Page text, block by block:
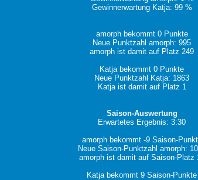
Gewinnerwartung Katja: 99 %
amorph bekommt 0 Punkte
Neue Punktzahl amorph: 995
amorph ist damit auf Platz 249
Katja bekommt 0 Punkte
Neue Punktzahl Katja: 1863
Katja ist damit auf Platz 1
Saison-Auswertung
Erwartetes Ergebnis: 3:30
amorph bekommt -9 Saison-
Neue Saison-Punktzahl amorph:
amorph ist damit auf Saison-Platz
Katja bekommt 9 Saison-Punkte